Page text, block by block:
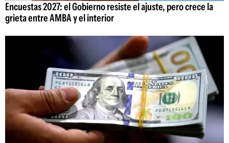
Encuestas 2027: el Gobierno resiste el ajuste, pero crece la
grieta entre AMBA y el interior